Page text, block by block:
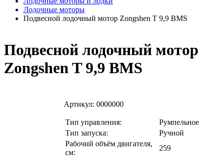
Лодочные моторы
Подвесной лодочный мотор Zongshen T 9,9 BMS
Подвесной лодочный мотор
Zongshen T 9,9 BMS
Артикул: 0000000
Тип управления:
Румпельное
Тип запуска:
Ручной
Рабочий объём двигателя,
см:
259